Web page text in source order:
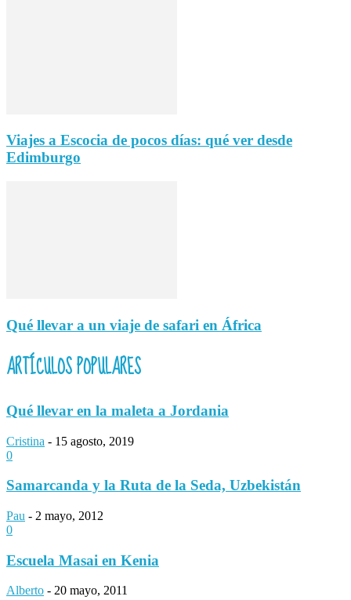
Viajes a Escocia de pocos días: qué ver desde
Edimburgo
Qué llevar a un viaje de safari en África
ARTÍCULOS POPULARES
Qué llevar en la maleta a Jordania
Cristina - 15 agosto, 2019
0
Samarcanda y la Ruta de la Seda, Uzbekistán
Pau - 2 mayo, 2012
0
Escuela Masai en Kenia
Alberto - 20 mayo, 2011